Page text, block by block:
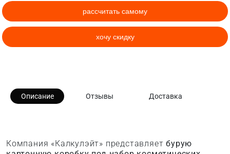
рассчитать самому
хочу скидку
Описание Отзывы Доставка
Компания «Калкулэйт» представляетбурую